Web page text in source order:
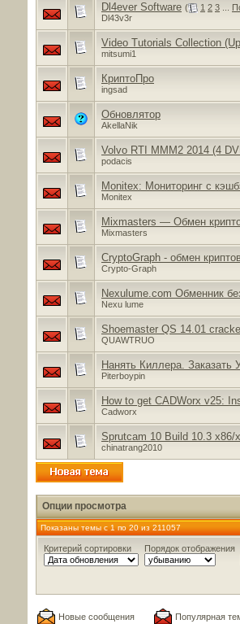
Dl4ever Software ( 1 2 3
Dl43v3r
Video Tutorials Collection
mitsumi1
КриптоПро
ingsad
Обновлятор
AkellaNik
Volvo RTI MMM2 2014 (4
podacis
Monitex: Мониторинг с
Monitex
Mixmasters — Обмен
Mixmasters
CryptoGraph - обмен
Crypto-Graph
Nexulume.com Обменник
Nexu lume
Shoemaster QS 14.01
QUAWTRUO
Нанять Киллера. Заказать
Piterboypin
How to get CADWorx v25:
Cadworx
Sprutcam 10 Build 10.3 x86/
chinatrang2010
Опции просмотра
Показаны темы с 1 по 20 из 211057
Критерий сортировки Порядок отображения
Новые сообщения
Популярная